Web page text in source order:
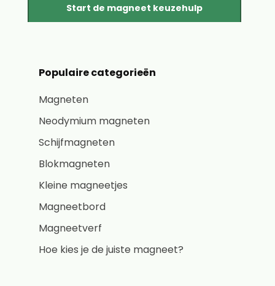
Start de magneet keuzehulp
Populaire categorieën
Magneten
Neodymium magneten
Schijfmagneten
Blokmagneten
Kleine magneetjes
Magneetbord
Magneetverf
Hoe kies je de juiste magneet?